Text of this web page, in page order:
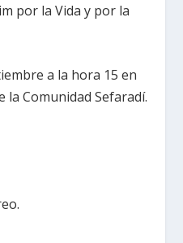
por la Vida y por la
a la hora 15 en
la Comunidad Sefaradí.